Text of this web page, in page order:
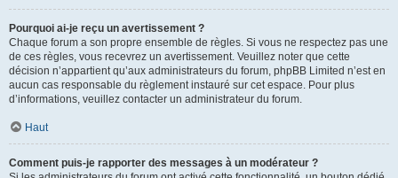
Pourquoi ai-je reçu un avertissement ?
Chaque forum a son propre ensemble de règles. Si vous ne respectez pas une
de ces règles, vous recevrez un avertissement. Veuillez noter que cette
décision n’appartient qu’aux administrateurs du forum, phpBB Limited n’est en
aucun cas responsable du règlement instauré sur cet espace. Pour plus
d’informations, veuillez contacter un administrateur du forum.
Haut
Comment puis-je rapporter des messages à un modérateur ?